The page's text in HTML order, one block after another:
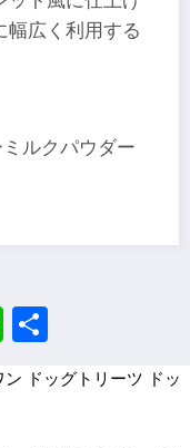
幅広く利用する
ルクパウダー
Line
ン ドッグトリーツ ドッ